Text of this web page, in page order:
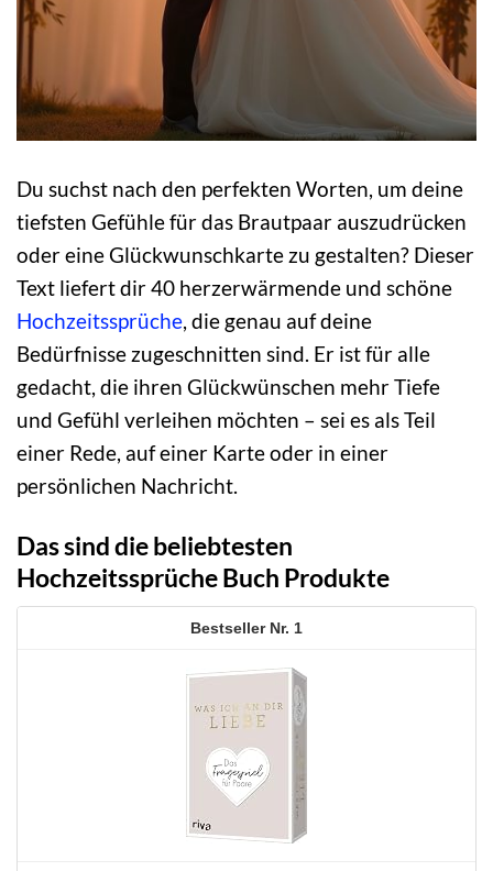
Du suchst nach den perfekten Worten, um deine
tiefsten Gefühle für das Brautpaar auszudrücken
oder eine Glückwunschkarte zu gestalten? Dieser
Text liefert dir 40 herzerwärmende und schöne
Hochzeitssprüche, die genau auf deine
Bedürfnisse zugeschnitten sind. Er ist für alle
gedacht, die ihren Glückwünschen mehr Tiefe
und Gefühl verleihen möchten – sei es als Teil
einer Rede, auf einer Karte oder in einer
persönlichen Nachricht.
Das sind die beliebtesten
Hochzeitssprüche Buch Produkte
1